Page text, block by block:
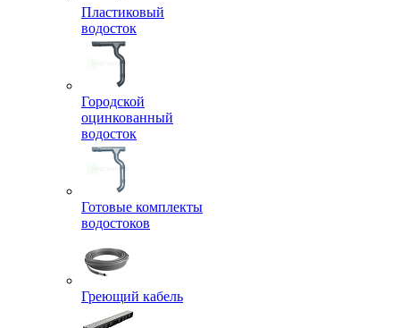
Пластиковый
водосток
Городской
оцинкованный
водосток
Готовые комплекты
водостоков
Греющий кабель